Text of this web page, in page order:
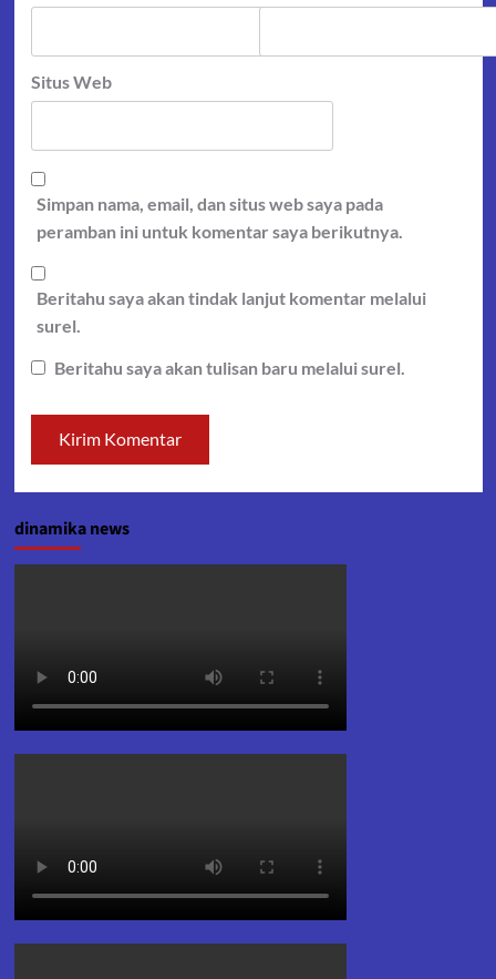
Situs Web
Simpan nama, email, dan situs web saya pada
peramban ini untuk komentar saya berikutnya.
Beritahu saya akan tindak lanjut komentar melalui
surel.
Beritahu saya akan tulisan baru melalui surel.
dinamika news